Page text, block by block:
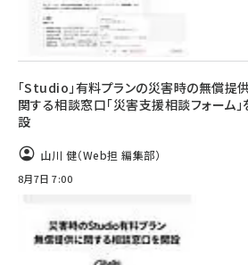
「Studio」有料プランの災害時の無償提
関する相談窓口「災害支援相談フォーム」
設
山川 健（Web担 編集部）
8月7日 7:00